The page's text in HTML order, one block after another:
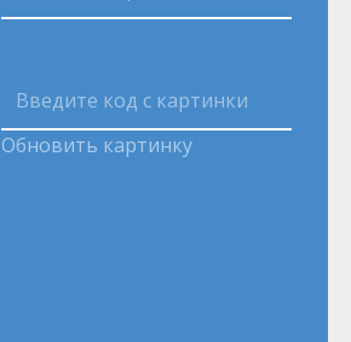
Обновить картинку